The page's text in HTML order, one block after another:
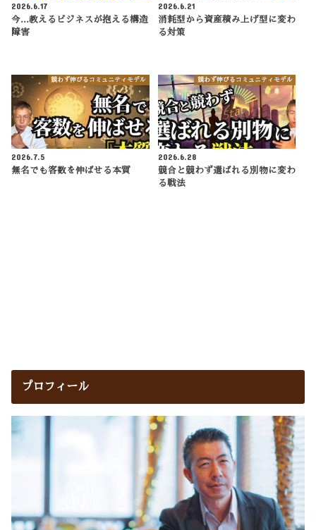
2026.6.17
今...教えるビジネスが抱える構造
障害
2026.6.21
消耗型から資産積み上げ型に変わ
る対策
競わず伸びるコミュニティモデル
2026.7.5
無名でも客数を伸ばせる本質
競わず伸びるコミュニティモデル
2026.6.28
競合と競わず選ばれる別物に変わ
る戦法
プロフィール